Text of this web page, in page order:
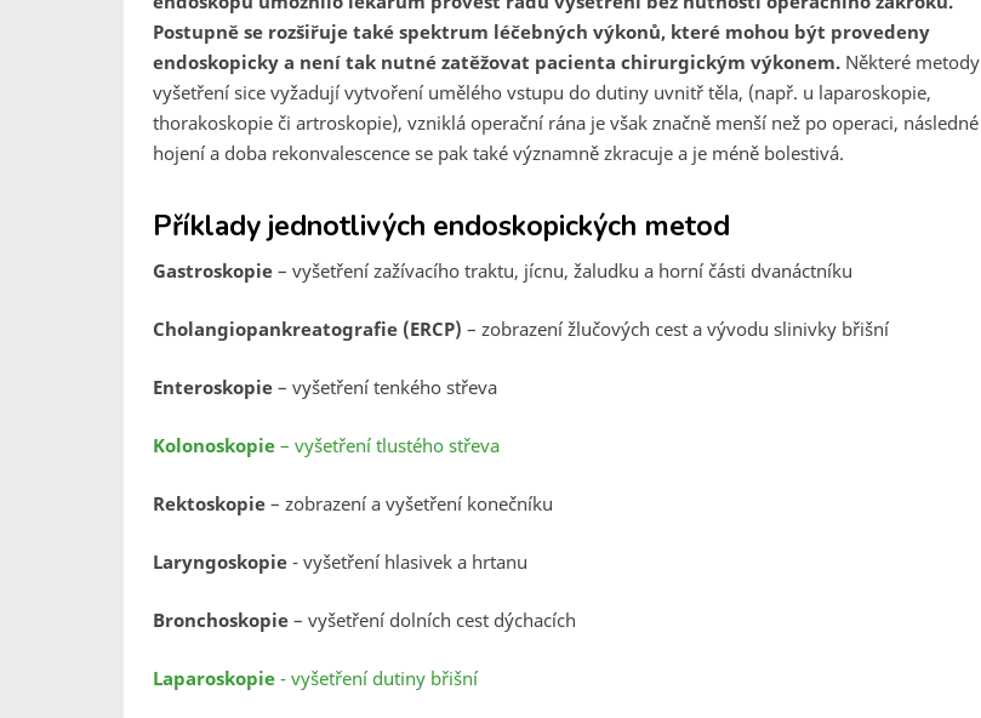
Postupně se rozšiřuje také spektrum léčebných výkonů, které mohou být provedeny
endoskopicky a není tak nutné zatěžovat pacienta chirurgickým výkonem. Některé metody
vyšetření sice vyžadují vytvoření umělého vstupu do dutiny uvnitř těla, (např. u laparoskopie,
thorakoskopie či artroskopie), vzniklá operační rána je však značně menší než po operaci, následné
hojení a doba rekonvalescence se pak také významně zkracuje a je méně bolestivá.
Příklady jednotlivých endoskopických metod
Gastroskopie – vyšetření zažívacího traktu, jícnu, žaludku a horní části dvanáctníku
Cholangiopankreatografie (ERCP) – zobrazení žlučových cest a vývodu slinivky břišní
Enteroskopie – vyšetření tenkého střeva
Kolonoskopie – vyšetření tlustého střeva
Rektoskopie – zobrazení a vyšetření konečníku
Laryngoskopie - vyšetření hlasivek a hrtanu
Bronchoskopie – vyšetření dolních cest dýchacích
Laparoskopie - vyšetření dutiny břišní